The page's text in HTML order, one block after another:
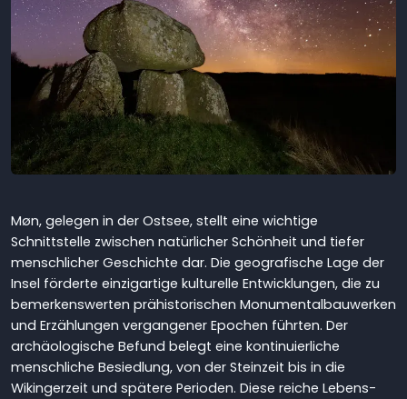
Møn, gelegen in der Ostsee, stellt eine wichtige
Schnittstelle zwischen natürlicher Schönheit und tiefer
menschlicher Geschichte dar. Die geografische Lage der
Insel förderte einzigartige kulturelle Entwicklungen, die zu
bemerkenswerten prähistorischen Monumentalbauwerken
und Erzählungen vergangener Epochen führten. Der
archäologische Befund belegt eine kontinuierliche
menschliche Besiedlung, von der Steinzeit bis in die
Wikingerzeit und spätere Perioden. Diese reiche Lebens-